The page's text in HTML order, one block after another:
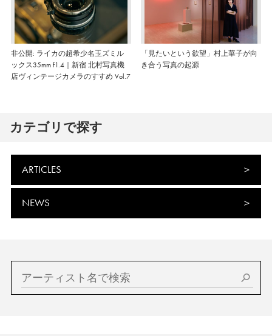
非公開: ライカの超希少名玉ズミル
ックス35mm f1.4｜新宿 北村写真機
店ヴィンテージカメラのすすめ Vol.7
「見たいという欲望」村上華子が向
き合う写真の起源
カテゴリで探す
ARTICLES
NEWS